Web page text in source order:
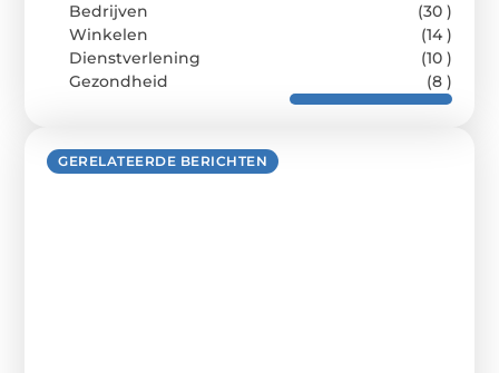
GERELATEERDE BERICHTEN
Bedrijven
(30 )
Winkelen
(14 )
Dienstverlening
(10 )
Gezondheid
(8 )